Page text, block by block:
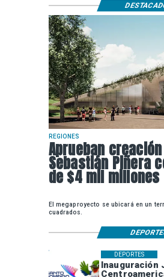
Inauguración
DEPORTES
REGIONES
Aprueban
Sebastián Piñera
de $4 mil millones
El megaproyecto se ubicará en un
cuadrados.